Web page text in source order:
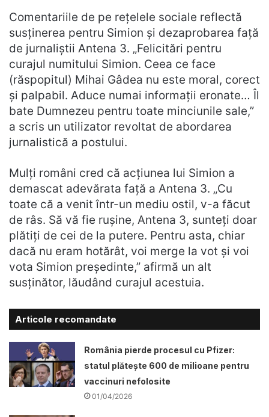
Comentariile de pe rețelele sociale reflectă
susținerea pentru Simion și dezaprobarea față
de jurnaliștii Antena 3. „Felicitări pentru
curajul numitului Simion. Ceea ce face
(răspopitul) Mihai Gâdea nu este moral, corect
și palpabil. Aduce numai informații eronate… Îl
bate Dumnezeu pentru toate minciunile sale,”
a scris un utilizator revoltat de abordarea
jurnalistică a postului.
Mulți români cred că acțiunea lui Simion a
demascat adevărata față a Antena 3. „Cu
toate că a venit într-un mediu ostil, v-a făcut
de râs. Să vă fie rușine, Antena 3, sunteți doar
plătiți de cei de la putere. Pentru asta, chiar
dacă nu eram hotărât, voi merge la vot și voi
vota Simion președinte,” afirmă un alt
susținător, lăudând curajul acestuia.
Articole recomandate
România pierde procesul cu Pfizer:
statul plătește 600 de milioane pentru
vaccinuri nefolosite
01/04/2026